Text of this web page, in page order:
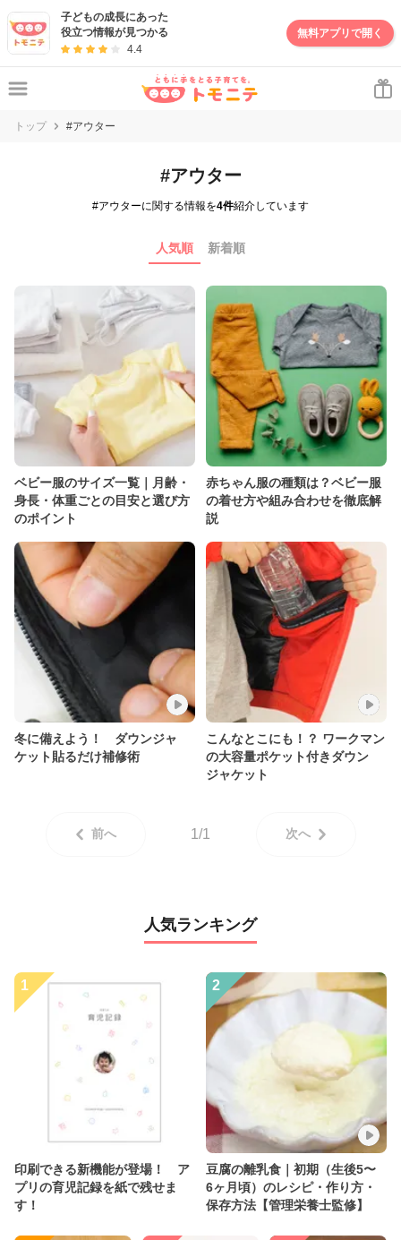
子どもの成長にあった
役立つ情報が見つかる
4.4
無料アプリで開く
トップ #アウター
#アウター
#アウターに関する情報を4件紹介しています
人気順 新着順
ベビー服のサイズ一覧｜月齢・
身長・体重ごとの目安と選び方
のポイント
赤ちゃん服の種類は？ベビー服
の着せ方や組み合わせを徹底解
説
冬に備えよう！ ダウンジャ
ケット貼るだけ補修術
こんなとこにも！？ ワークマン
の大容量ポケット付きダウン
ジャケット
前へ 1/1 次へ
人気ランキング
1
印刷できる新機能が登場！ ア
プリの育児記録を紙で残せま
す！
2
豆腐の離乳食｜初期（生後5〜
6ヶ月頃）のレシピ・作り方・
保存方法【管理栄養士監修】